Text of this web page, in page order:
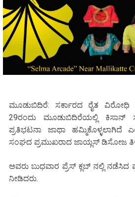
ಮೂಡುಬಿದಿರೆ: ಸರ್ಕಾರದ ರೈತ ವಿರೋಧಿ
29ರಂದು ಮೂಡುಬಿದಿರೆಯಲ್ಲಿ ಕಿಸಾನ್
ಪ್ರತಿಭಟನಾ ಜಾಥಾ ಹಮ್ಮಿಕೊಳ್ಳಲಾಗಿದೆ
ಸಂಘದ ಪ್ರಮುಖರಾದ ಜಾಯ್ಲಸ್ ಡಿಸೋಜ
ಅವರು ಬುಧವಾರ ಪ್ರೆಸ್ ಕ್ಲಬ್ ನಲ್ಲಿ ನಡೆಸಿದ
ನೀಡಿದರು.